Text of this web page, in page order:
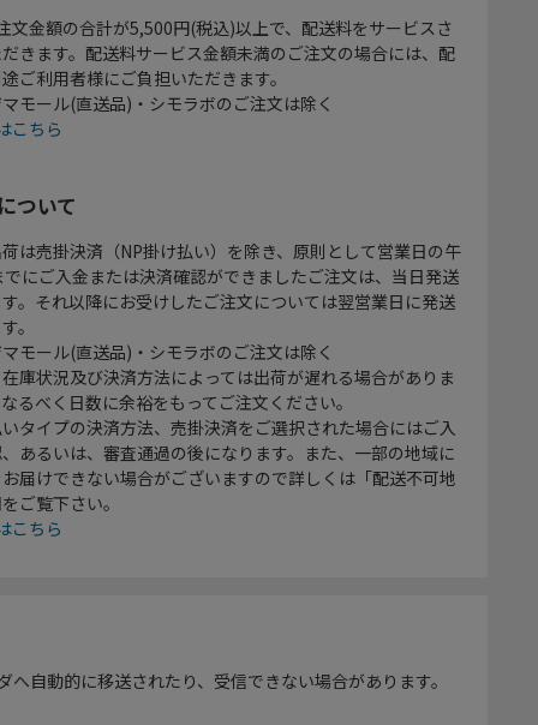
文金額の合計が5,500円(税込)以上で、配送料をサービスさ
きます。配送料サービス金額未満のご注文の場合には、配
ご利用者様にご負担いただきます。
モール(直送品)・シモラボのご注文は除く
こちら
ついて
は売掛決済（NP掛け払い）を除き、原則として営業日の午
にご入金または決済確認ができましたご注文は、当日発送
。それ以降にお受けしたご注文については翌営業日に発送
。
モール(直送品)・シモラボのご注文は除く
庫状況及び決済方法によっては出荷が遅れる場合がありま
るべく日数に余裕をもってご注文ください。
タイプの決済方法、売掛決済をご選択された場合にはご入
あるいは、審査通過の後になります。また、一部の地域に
届けできない場合がございますので詳しくは「配送不可地
ご覧下さい。
こちら
自動的に移送されたり、受信できない場合があります。